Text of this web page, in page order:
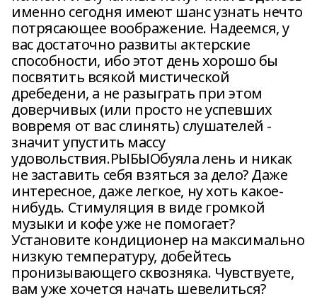
именно сегодня имеют шанс узнать нечто
потрясающее воображение. Надеемся, у
вас достаточно развиты актерские
способности, ибо этот день хорошо бы
посвятить всякой мистической
дребедени, а не разыграть при этом
доверчивых (или просто не успевших
вовремя от вас слинять) слушателей -
значит упустить массу
удовольствия.РЫБЫОбуяла лень и никак
не заставить себя взяться за дело? Даже
интересное, даже легкое, ну хоть какое-
нибудь. Стимуляция в виде громкой
музыки и кофе уже не помогает?
Установите кондиционер на максимально
низкую температуру, добейтесь
пронизывающего сквозняка. Чувствуете,
вам уже хочется начать шевелиться?